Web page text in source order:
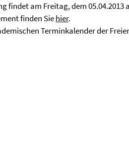
findet am Freitag, dem 05.04.2013
finden Siehier.
Terminkalender der